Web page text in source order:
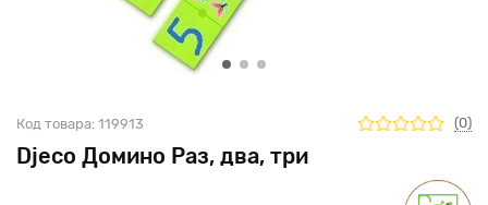
Djeco Домино Раз, два, три
Код товара: 119913 (0)